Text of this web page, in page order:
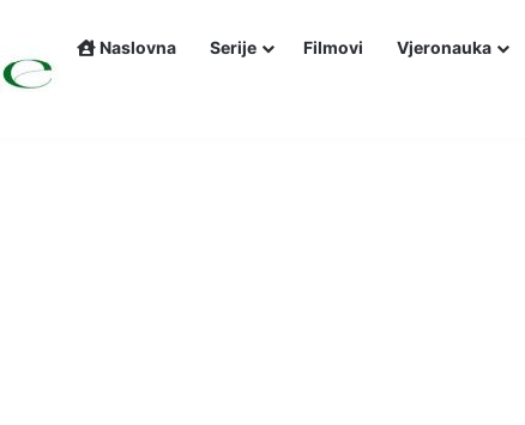
Naslovna Serije Filmovi Vjeronauka